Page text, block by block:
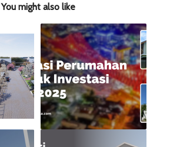
You might also like